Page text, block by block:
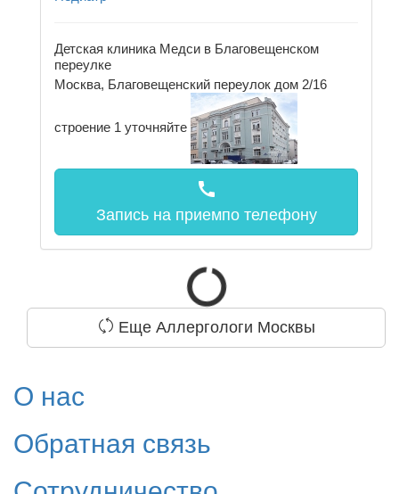
Детская клиника Медси в Благовещенском
переулке
Москва, Благовещенский переулок дом 2/16
строение 1 уточняйте
call
Запись на приемпо телефону
Еще Аллергологи Москвы
О нас
Обратная связь